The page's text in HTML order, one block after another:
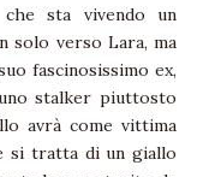
sta vivendo un
solo verso Lara, ma
fascinosissimo ex,
stalker piuttosto
avrà come vittima
si tratta di un giallo